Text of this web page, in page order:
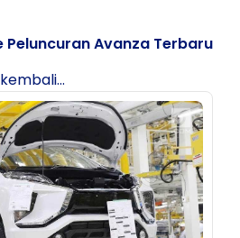
Peluncuran Avanza Terbaru